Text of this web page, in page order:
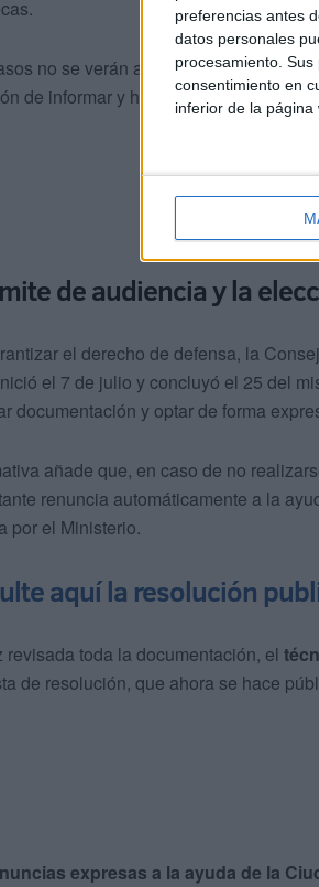
preferencias antes
datos personales
procesamiento.
consentimiento en
inferior de la página
no se verán afectados por el
de informar y han formalizado su
de audiencia y la
el derecho de defensa, la
el 7 de julio y concluyó el 25 del
documentación y optar de forma
añade que, en caso de no
renuncia automáticamente a la
por el Ministerio.
aquí la resolución
revisada toda la documentación, el
de resolución, que ahora se hace
expresas a la ayuda de la